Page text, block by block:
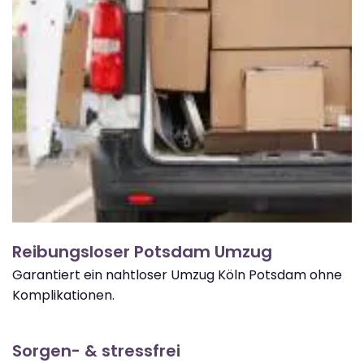
Reibungsloser Potsdam Umzug
Garantiert ein nahtloser Umzug Köln Potsdam ohne
Komplikationen.
Sorgen- & stressfrei